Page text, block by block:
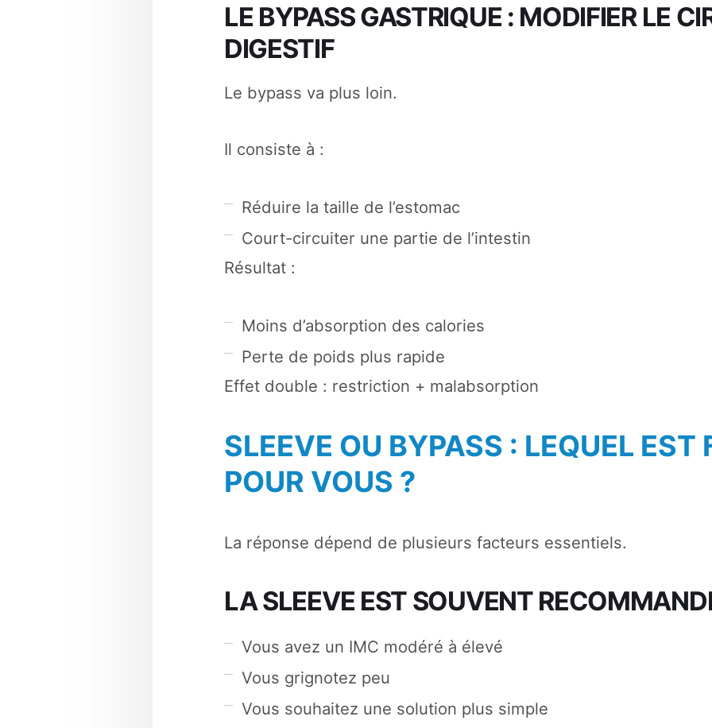
LE BYPASS GASTRIQUE : MODIFIER LE
DIGESTIF
Le bypass va plus loin.
Il consiste à :
Réduire la taille de l’estomac
Court-circuiter une partie de l’intestin
Résultat :
Moins d’absorption des calories
Perte de poids plus rapide
Effet double : restriction + malabsorption
SLEEVE OU BYPASS : LEQUEL EST
POUR VOUS ?
La réponse dépend de plusieurs facteurs essentiels.
LA SLEEVE EST SOUVENT
Vous avez un IMC modéré à élevé
Vous grignotez peu
Vous souhaitez une solution plus simple